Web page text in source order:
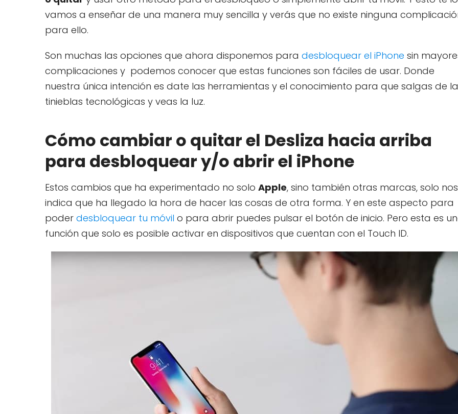
vamos a enseñar de una manera muy sencilla y verás que no existe ninguna
para ello.
Son muchas las opciones que ahora disponemos para desbloquear el iPhone sin
complicaciones y podemos conocer que estas funciones son fáciles de usar. Donde
nuestra única intención es date las herramientas y el conocimiento para que salgas de
tinieblas tecnológicas y veas la luz.
Cómo cambiar o quitar el Desliza hacia arriba
para desbloquear y/o abrir el iPhone
Estos cambios que ha experimentado no solo Apple, sino también otras marcas, solo nos
indica que ha llegado la hora de hacer las cosas de otra forma. Y en este aspecto para
poder desbloquear tu móvil o para abrir puedes pulsar el botón de inicio. Pero esta es
función que solo es posible activar en dispositivos que cuentan con el Touch ID.